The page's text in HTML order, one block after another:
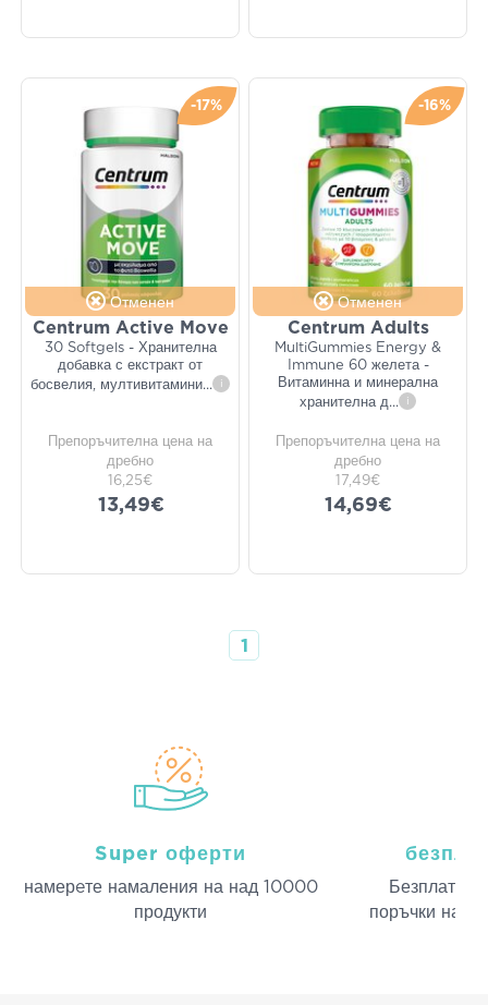
-17%
Отменен
Centrum Active Move
30 Softgels - Хранителна
добавка с екстракт от
босвелия, мултивитамини... i
Препоръчителна цена на
дребно
16,25€
13,49€
-16%
Отменен
Centrum Adults
MultiGummies Energy &
Immune 60 желета -
Витаминна и минерална
хранителна д... i
Препоръчителна цена на
дребно
17,49€
14,69€
1
Super оферти
намерeте намаления на над 10000
продукти
Безплатна
поръчки над